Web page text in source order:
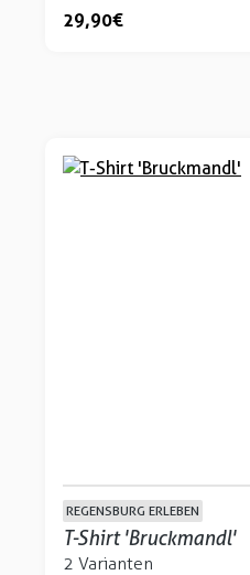
29,90 €
REGENSBURG ERLEBEN
T-Shirt 'Bruckmandl'
2 Varianten